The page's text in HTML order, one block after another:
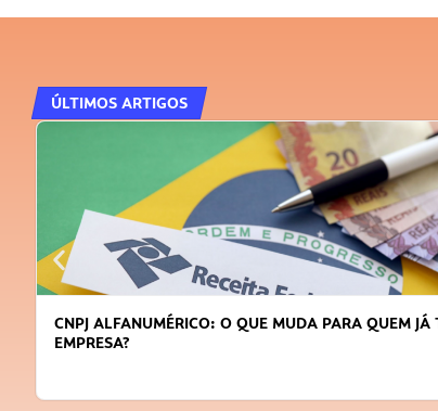
ÚLTIMOS ARTIGOS
DICAS PARA OBTER CRÉDITO